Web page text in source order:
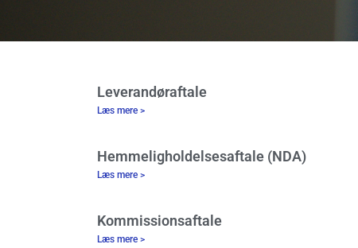
Leverandøraftale
Læs mere >
Hemmeligholdelsesaftale (NDA)
Læs mere >
Kommissionsaftale
Læs mere >